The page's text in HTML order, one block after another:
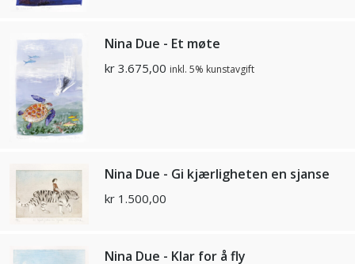
Nina Due - Et møte
kr 3.675,00 inkl. 5% kunstavgift
Nina Due - Gi kjærligheten en sjanse
kr 1.500,00
Nina Due - Klar for å fly